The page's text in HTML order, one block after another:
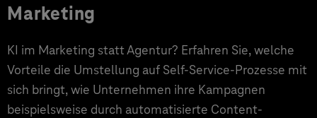
Marketing
KI im Marketing statt Agentur? Erfahren Sie, welche
Vorteile die Umstellung auf Self-Service-Prozesse mit
sich bringt, wie Unternehmen ihre Kampagnen
beispielsweise durch automatisierte Content-